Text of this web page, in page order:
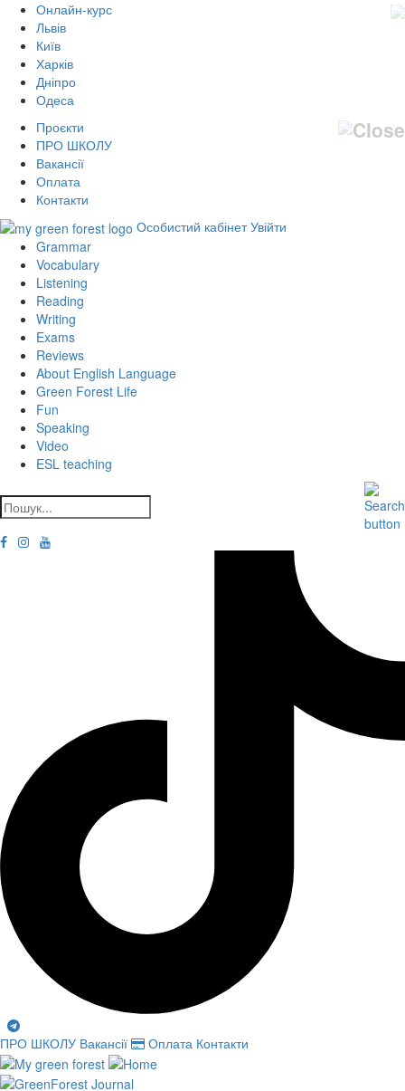
Онлайн-курс
Львів
Київ
Харків
Дніпро
Одеса
Проєкти
ПРО ШКОЛУ
Вакансії
Оплата
Контакти
Особистий кабінет Увійти
Grammar
Vocabulary
Listening
Reading
Writing
Exams
Reviews
About English Language
Green Forest Life
Fun
Speaking
Video
ESL teaching
ПРО ШКОЛУ Вакансії Оплата Контакти